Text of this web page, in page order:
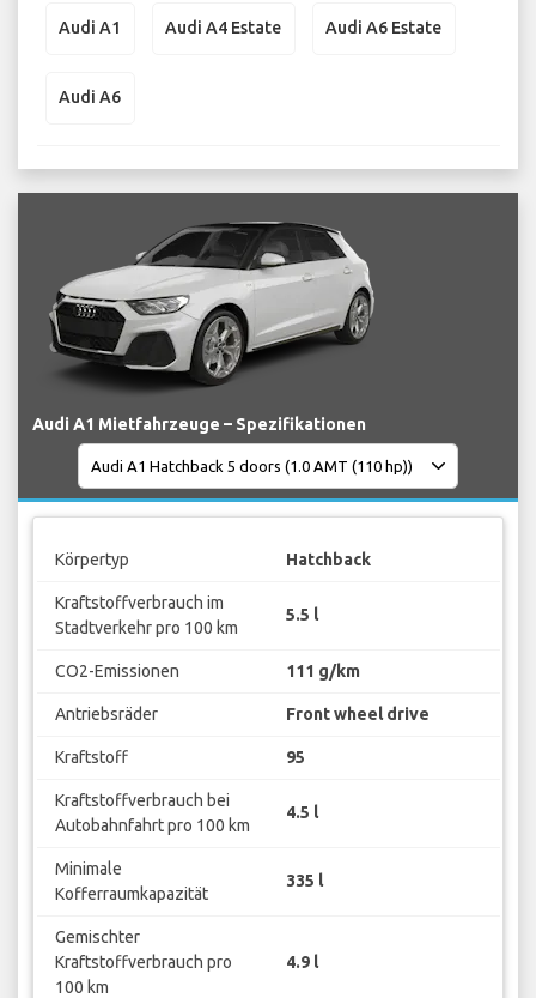
Audi A1 Audi A4 Estate Audi A6 Estate
Audi A6
Audi A1 Mietfahrzeuge – Spezifikationen
Körpertyp Hatchback
Kraftstoffverbrauch im
Stadtverkehr pro 100 km
5.5 l
CO2-Emissionen 111 g/km
Antriebsräder Front wheel drive
Kraftstoff 95
Kraftstoffverbrauch bei
Autobahnfahrt pro 100 km
4.5 l
Minimale
Kofferraumkapazität
335 l
Gemischter
Kraftstoffverbrauch pro
100 km
4.9 l